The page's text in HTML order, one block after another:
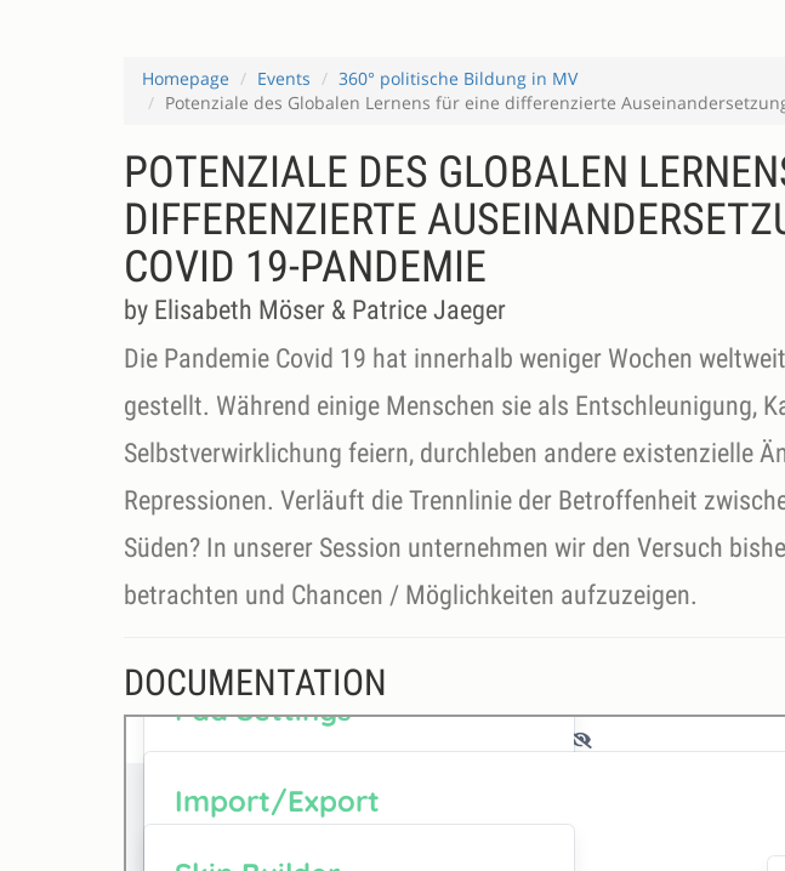
Homepage Events
360° politische Bildung in MV
Potenziale des Globalen Lernens für eine differenzierte
POTENZIALE DES GLOBALEN
DIFFERENZIERTE
COVID 19-PANDEMIE
by Elisabeth Möser & Patrice Jaeger
Die Pandemie Covid 19 hat innerhalb weniger Wochen
gestellt. Während einige Menschen sie als Entschleunigung,
Selbstverwirklichung feiern, durchleben andere existenzielle
Repressionen. Verläuft die Trennlinie der Betroffenheit
Süden? In unserer Session unternehmen wir den Versuch
betrachten und Chancen / Möglichkeiten aufzuzeigen.
DOCUMENTATION